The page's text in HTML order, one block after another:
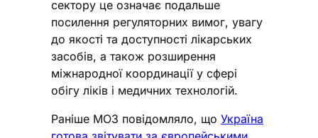
сектору це означає подальше
посилення регуляторних вимог, увагу
до якості та доступності лікарських
засобів, а також розширення
міжнародної координації у сфері
обігу ліків і медичних технологій.
Раніше МОЗ повідомляло, що Україна